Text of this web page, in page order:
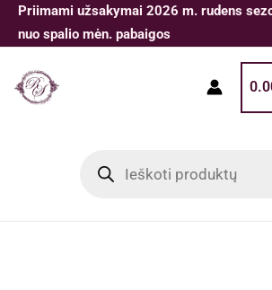
Pereiti
prie
Priimami užsakymai 2026 m. rudens
nuo spalio mėn. pabaigos
search